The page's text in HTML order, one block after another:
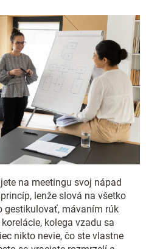
na meetingu svoj nápad
lenže slová na všetko
gestikulovať, mávaním rúk
kolega vzadu sa
nikto nevie, čo ste vlastne